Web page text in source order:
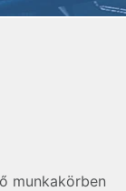
munkakörben